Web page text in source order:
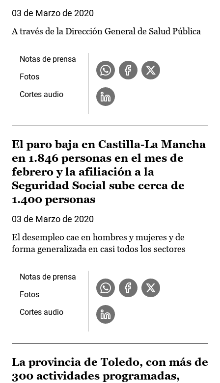
03 de Marzo de 2020
A través de la Dirección General de Salud Pública
Notas de prensa
Fotos
Cortes audio
El paro baja en Castilla-La Mancha
en 1.846 personas en el mes de
febrero y la afiliación a la
Seguridad Social sube cerca de
1.400 personas
03 de Marzo de 2020
El desempleo cae en hombres y mujeres y de
forma generalizada en casi todos los sectores
Notas de prensa
Fotos
Cortes audio
La provincia de Toledo, con más de
300 actividades programadas,